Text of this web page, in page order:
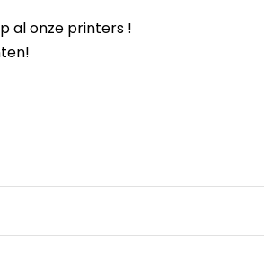
al onze printers !